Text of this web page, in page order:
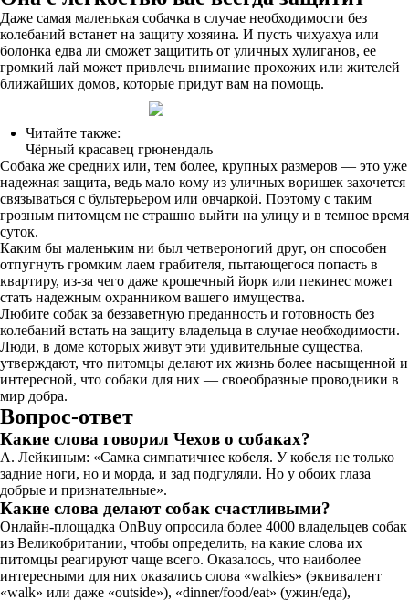
Даже самая маленькая собачка в случае необходимости без
колебаний встанет на защиту хозяина. И пусть чихуахуа или
болонка едва ли сможет защитить от уличных хулиганов, ее
громкий лай может привлечь внимание прохожих или жителей
ближайших домов, которые придут вам на помощь.
Читайте также:
Чёрный красавец грюнендаль
Собака же средних или, тем более, крупных размеров — это уже
надежная защита, ведь мало кому из уличных воришек захочется
связываться с бультерьером или овчаркой. Поэтому с таким
грозным питомцем не страшно выйти на улицу и в темное время
суток.
Каким бы маленьким ни был четвероногий друг, он способен
отпугнуть громким лаем грабителя, пытающегося попасть в
квартиру, из-за чего даже крошечный йорк или пекинес может
стать надежным охранником вашего имущества.
Любите собак за беззаветную преданность и готовность без
колебаний встать на защиту владельца в случае необходимости.
Люди, в доме которых живут эти удивительные существа,
утверждают, что питомцы делают их жизнь более насыщенной и
интересной, что собаки для них — своеобразные проводники в
мир добра.
Вопрос-ответ
Какие слова говорил Чехов о собаках?
А. Лейкиным: «Самка симпатичнее кобеля. У кобеля не только
задние ноги, но и морда, и зад подгуляли. Но у обоих глаза
добрые и признательные».
Какие слова делают собак счастливыми?
Онлайн-площадка OnBuy опросила более 4000 владельцев собак
из Великобритании, чтобы определить, на какие слова их
питомцы реагируют чаще всего. Оказалось, что наиболее
интересными для них оказались слова «walkies» (эквивалент
«walk» или даже «outside»), «dinner/food/eat» (ужин/еда),